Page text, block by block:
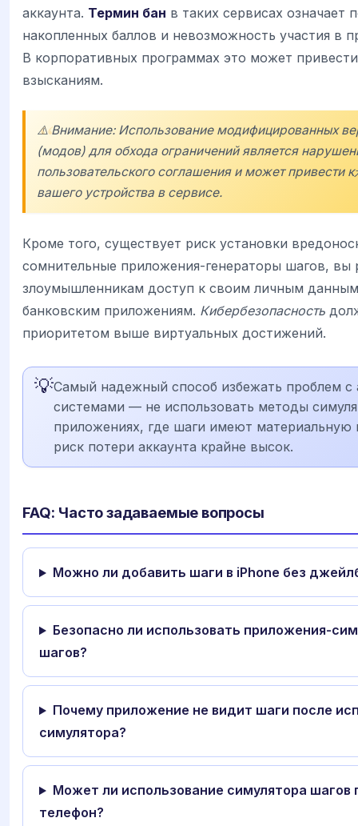
аккаунта. Термин бан в таких сервисах означает
накопленных баллов и невозможность участия в
В корпоративных программах это может
взысканиям.
⚠️ Внимание: Использование модифицированных
(модов) для обхода ограничений является
пользовательского соглашения и может привести
вашего устройства в сервисе.
Кроме того, существует риск установки
сомнительные приложения-генераторы шагов, вы
злоумышленникам доступ к своим личным
банковским приложениям. Кибербезопасность
приоритетом выше виртуальных достижений.
💡Самый надежный способ избежать проблем с
системами — не использовать методы
приложениях, где шаги имеют материальную
риск потери аккаунта крайне высок.
FAQ: Часто задаваемые вопросы
Можно ли добавить шаги в iPhone без
Безопасно ли использовать приложения-
шагов?
Почему приложение не видит шаги после
симулятора?
Может ли использование симулятора шагов
телефон?